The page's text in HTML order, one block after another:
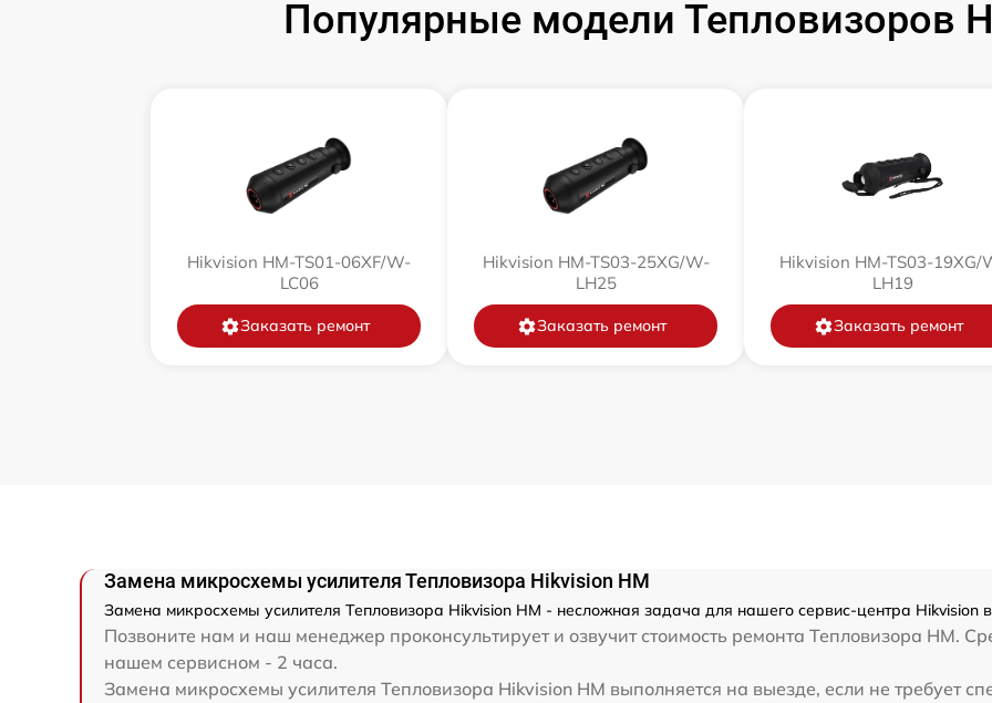
от 60 мин
Прошивка (Обновление ПО)
Ремонт платы управления
Восстановление после попадания влаги
Ремонт Wi-Fi от 60 мин
Популярные модели Тепловизоров
Hikvision HM-TS01-06XF/W-
LC06
Заказать ремонт
Hikvision HM-TS03-25XG/W-
LH25
Заказать ремонт
Hikvision HM-TS03-19XG/
LH19
Заказать ремонт
Замена микросхемы усилителя Тепловизора Hikvision HM
Замена микросхемы усилителя Тепловизора Hikvision HM - несложная задача для нашего сервис-центра Hikvision
Позвоните нам и наш менеджер проконсультирует и озвучит стоимость ремонта Тепловизора HM.
нашем сервисном - 2 часа.
Замена микросхемы усилителя Тепловизора Hikvision HM выполняется на выезде, если не требует